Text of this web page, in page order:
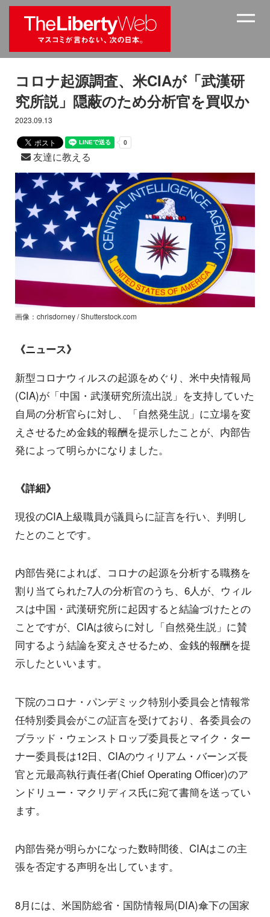
コロナ起源調査、米CIAが「武漢研
究所説」隠蔽のため分析官を買収か
2023.09.13
友達に教える
画像：chrisdorney / Shutterstock.com
《ニュース》
新型コロナウィルスの起源をめぐり、米中央情報局
(CIA)が「中国・武漢研究所流出説」を支持していた
自局の分析官らに対し、「自然発生説」に立場を変
えさせるため金銭的報酬を提示したことが、内部告
発によって明らかになりました。
《詳細》
現役のCIA上級職員が議員らに証言を行い、判明し
たとのことです。
内部告発によれば、コロナの起源を分析する職務を
割り当てられた7人の分析官のうち、6人が、ウィル
スは中国・武漢研究所に起因すると結論づけたとの
ことですが、CIAは彼らに対し「自然発生説」に賛
同するよう結論を変えさせるため、金銭的報酬を提
示したといいます。
下院のコロナ・パンデミック特別小委員会と情報常
任特別委員会がこの証言を受けており、各委員会の
ブラッド・ウェンストロップ委員長とマイク・ター
ナー委員長は12日、CIAのウィリアム・バーンズ長
官と元最高執行責任者(Chief Operating Officer)のア
ンドリュー・マクリディス氏に宛て書簡を送ってい
ます。
内部告発が明らかになった数時間後、CIAはこの主
張を否定する声明を出しています。
8月には、米国防総省・国防情報局(DIA)傘下の国家